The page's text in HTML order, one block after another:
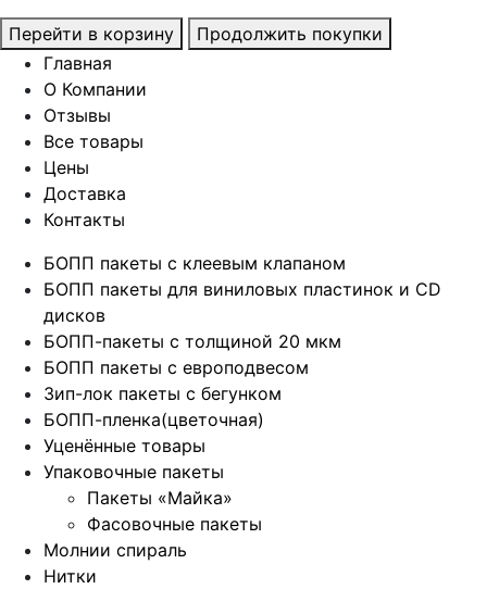
Перейти в корзину
Продолжить покупки
Главная
О Компании
Отзывы
Все товары
Цены
Доставка
Контакты
БОПП пакеты с клеевым клапаном
БОПП пакеты для виниловых пластинок и CD
дисков
БОПП-пакеты с толщиной 20 мкм
БОПП пакеты с европодвесом
Зип-лок пакеты с бегунком
БОПП-пленка(цветочная)
Уценённые товары
Упаковочные пакеты
Пакеты «Майка»
Фасовочные пакеты
Молнии спираль
Нитки